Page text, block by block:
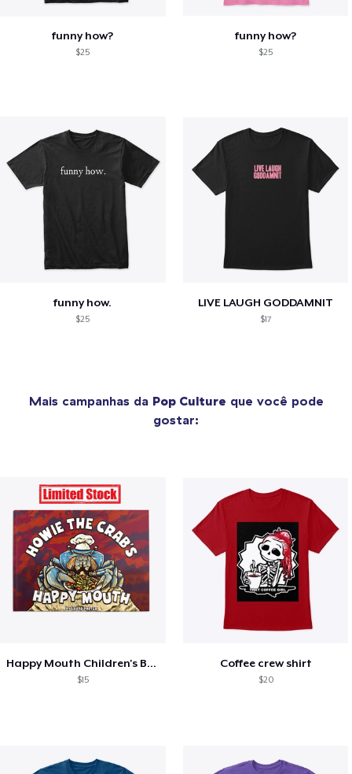
funny how?
$25
funny how?
$25
funny how.
$25
LIVE LAUGH GODDAMNIT
$17
Mais campanhas da Pop Culture que você pode
gostar:
Happy Mouth Children's Book
$15
Coffee crew shirt
$20